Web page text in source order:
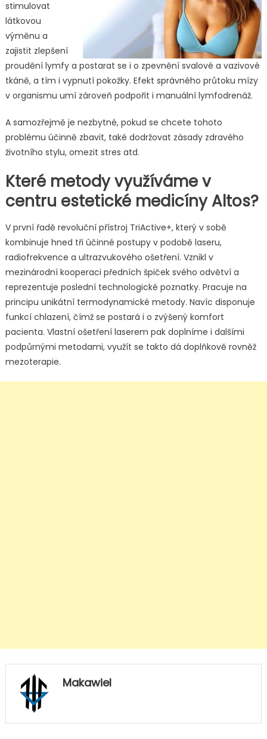
stimulovat
látkovou
výměnu a
zajistit zlepšení
proudění lymfy a postarat se i o zpevnění svalové a vazivové
tkáně, a tím i vypnutí pokožky. Efekt správného průtoku mízy
v organismu umí zároveň podpořit i manuální lymfodrenáž.
A samozřejmě je nezbytné, pokud se chcete tohoto
problému účinně zbavit, také dodržovat zásady zdravého
životního stylu, omezit stres atd.
Které metody využíváme v
centru estetické medicíny Altos?
V první řadě revoluční přístroj TriActive+, který v sobě
kombinuje hned tři účinné postupy v podobě laseru,
radiofrekvence a ultrazvukového ošetření. Vznikl v
mezinárodní kooperaci předních špiček svého odvětví a
reprezentuje poslední technologické poznatky. Pracuje na
principu unikátní termodynamické metody. Navíc disponuje
funkcí chlazení, čímž se postará i o zvýšený komfort
pacienta. Vlastní ošetření laserem pak doplníme i dalšími
podpůrnými metodami, využít se takto dá doplňkově rovněž
mezoterapie.
Makawiel